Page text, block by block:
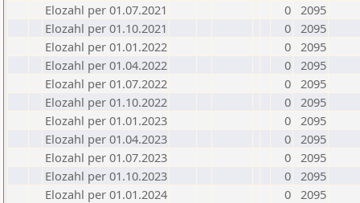
Elozahl per 01.07.2021
0 2095
Elozahl per 01.10.2021
0 2095
Elozahl per 01.01.2022
0 2095
Elozahl per 01.04.2022
0 2095
Elozahl per 01.07.2022
0 2095
Elozahl per 01.10.2022
0 2095
Elozahl per 01.01.2023
0 2095
Elozahl per 01.04.2023
0 2095
Elozahl per 01.07.2023
0 2095
Elozahl per 01.10.2023
0 2095
Elozahl per 01.01.2024
0 2095